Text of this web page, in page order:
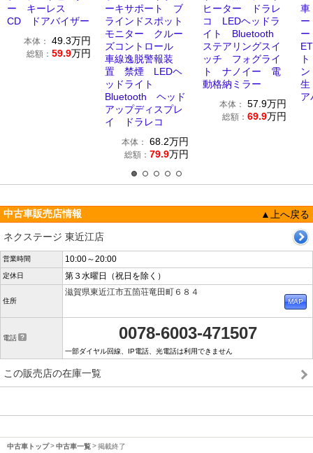
ー キーレス
CD ドアバイザー
本体： 49.3万円
総額： 59.9万円
ーキサポート ブ
ラインドスポット
モニター クルー
ズコントロール
車線逸脱警報装
置 禁煙 LEDヘ
ッドライト
Bluetooth ヘッド
アップディスプレ
イ ドラレコ
本体： 68.2万円
総額： 79.9万円
ヒーター ドラレ
コ LEDヘッドラ
イト Bluetooth
ステアリングスイ
ッチ フォグライ
ト ナノイー 電
動格納ミラー
本体： 57.9万円
総額： 69.9万円
車
ア
中古車販売店情報
▲上へ戻る
ネクステージ 東近江店
営業時間 10:00～20:00
定休日 第３水曜日（祝日を除く）
住所
滋賀県東近江市五箇荘竜田町６８４
電話 0078-6003-471507
一部ダイヤル回線、IP電話、光電話は利用できません
この販売店の在庫一覧
中古車トップ 中古車一覧 掲載終了